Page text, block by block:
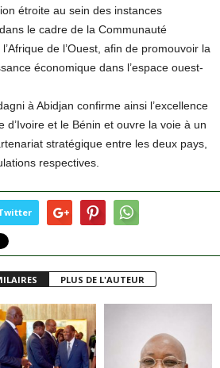
étroite au sein des instances
le cadre de la Communauté
de l’Ouest, afin de promouvoir la
économique dans l’espace ouest-
à Abidjan confirme ainsi l’excellence
d’Ivoire et le Bénin et ouvre la voie à un
stratégique entre les deux pays,
respectives.
PLUS DE L'AUTEUR